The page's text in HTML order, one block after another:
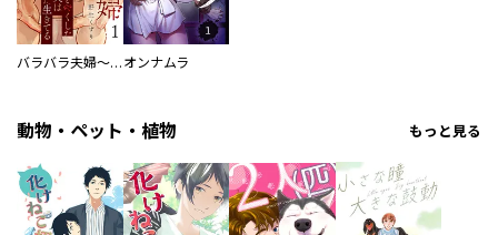
バラバラ夫婦～手足をなくした夫はまだ生きてる オンナムラ
動物・ペット・植物 もっと見る